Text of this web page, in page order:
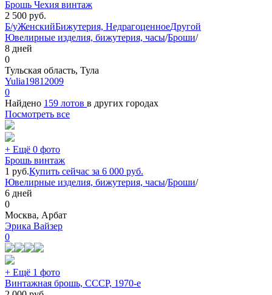
Брошь Чехия винтаж
2 500 руб.
Б/уЖенскийБижутерия, НедрагоценноеДругой
Ювелирные изделия, бижутерия, часы/Броши/
8 дней
0
Тульская область, Тула
Yulia19812009
0
Найдено 159 лотов в других городах
Посмотреть все
+ Ещё 0 фото
Брошь винтаж
1 руб.Купить сейчас за 6 000 руб.
Ювелирные изделия, бижутерия, часы/Броши/
6 дней
0
Москва, Арбат
Эрика Вайзер
0
+ Ещё 1 фото
Винтажная брошь, СССР, 1970-е